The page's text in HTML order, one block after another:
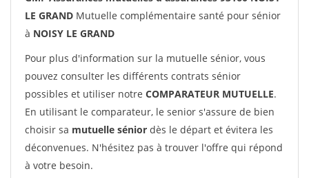
LE GRAND Mutuelle complémentaire santé pour sénior
à NOISY LE GRAND
Pour plus d'information sur la mutuelle sénior, vous
pouvez consulter les différents contrats sénior
possibles et utiliser notre COMPARATEUR MUTUELLE.
En utilisant le comparateur, le senior s'assure de bien
choisir sa mutuelle sénior dès le départ et évitera les
déconvenues. N'hésitez pas à trouver l'offre qui répond
à votre besoin.